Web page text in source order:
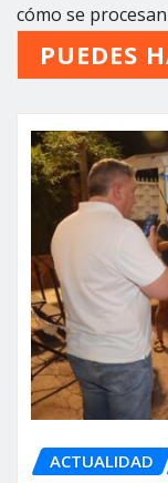
cómo se
PUEDES
ACTUALIDAD